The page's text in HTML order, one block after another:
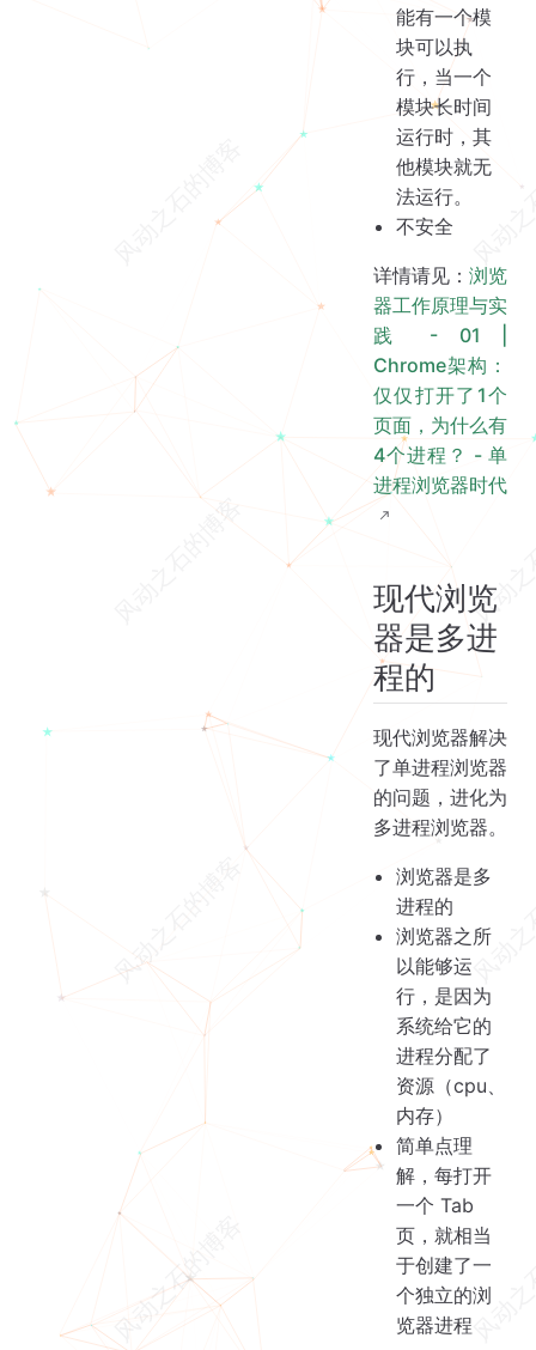
能有一个模
块可以执
行，当一个
模块长时间
运行时，其
他模块就无
法运行。
不安全
详情请见： 浏览
器工作原理与实
践 - 01 |
Chrome架构：
仅仅打开了1个
页面，为什么有
4个进程？ - 单
进程浏览器时代
现代浏览
器是多进
程的
现代浏览器解决
了单进程浏览器
的问题，进化为
多进程浏览器。
浏览器是多
进程的
浏览器之所
以能够运
行，是因为
系统给它的
进程分配了
资源（cpu、
内存）
简单点理
解，每打开
一个 Tab
页，就相当
于创建了一
个独立的浏
览器进程